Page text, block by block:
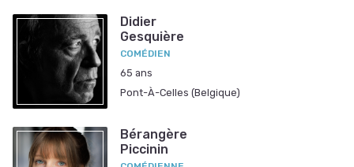
Didier
Gesquière
COMÉDIEN
65 ans
Pont-À-Celles (Belgique)
Bérangère
Piccinin